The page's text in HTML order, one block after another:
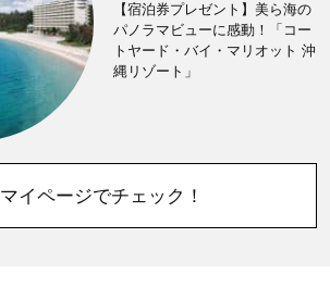
【宿泊券プレゼント】美ら海の
パノラマビューに感動！「コー
トヤード・バイ・マリオット 沖
縄リゾート」
マイページでチェック！